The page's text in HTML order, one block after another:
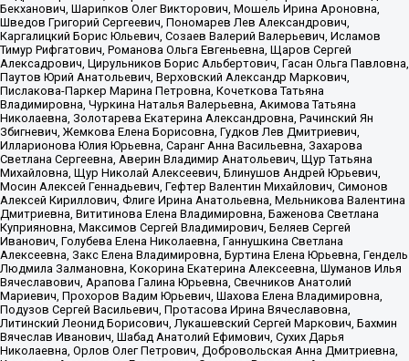
Бекханович, Шарипков Олег Викторович, Мошель Ирина Ароновна,
Шведов Григорий Сергеевич, Пономарев Лев Александрович,
Каргалицкий Борис Юльевич, Созаев Валерий Валерьевич, Исламов
Тимур Рифгатович, Романова Ольга Евгеньевна, Щаров Сергей
Алексадрович, Цирульников Борис Альбертович, Гасан Ольга Павловна,
Паутов Юрий Анатольевич, Верховский Александр Маркович,
Пислакова-Паркер Марина Петровна, Кочеткова Татьяна
Владимировна, Чуркина Наталья Валерьевна, Акимова Татьяна
Николаевна, Золотарева Екатерина Александровна, Рачинский Ян
Збигневич, Жемкова Елена Борисовна, Гудков Лев Дмитриевич,
Илларионова Юлия Юрьевна, Саранг Анна Васильевна, Захарова
Светлана Сергеевна, Аверин Владимир Анатольевич, Щур Татьяна
Михайловна, Щур Николай Алексеевич, Блинушов Андрей Юрьевич,
Мосин Алексей Геннадьевич, Гефтер Валентин Михайлович, Симонов
Алексей Кириллович, Флиге Ирина Анатольевна, Мельникова Валентина
Дмитриевна, Вититинова Елена Владимировна, Баженова Светлана
Куприяновна, Максимов Сергей Владимирович, Беляев Сергей
Иванович, Голубева Елена Николаевна, Ганнушкина Светлана
Алексеевна, Закс Елена Владимировна, Буртина Елена Юрьевна, Гендель
Людмила Залмановна, Кокорина Екатерина Алексеевна, Шуманов Илья
Вячеславович, Арапова Галина Юрьевна, Свечников Анатолий
Мариевич, Прохоров Вадим Юрьевич, Шахова Елена Владимировна,
Подузов Сергей Васильевич, Протасова Ирина Вячеславовна,
Литинский Леонид Борисович, Лукашевский Сергей Маркович, Бахмин
Вячеслав Иванович, Шабад Анатолий Ефимович, Сухих Дарья
Николаевна, Орлов Олег Петрович, Добровольская Анна Дмитриевна,